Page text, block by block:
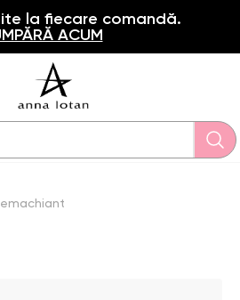
la fiecare comandă.
ACUM